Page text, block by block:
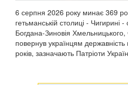
6 серпня 2026 року минає 369
гетьманській столиці - Чигирині
Богдана-Зиновія Хмельницького,
повернув українцям державність
років, зазначають Патріоти